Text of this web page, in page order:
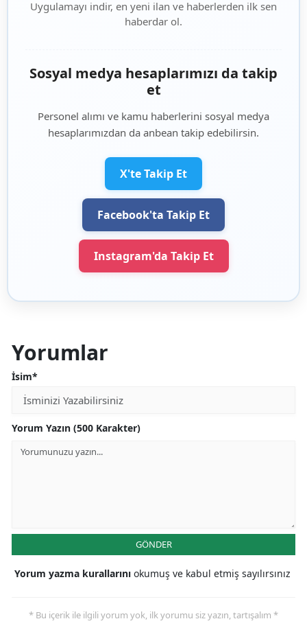
Uygulamayı indir, en yeni ilan ve haberlerden ilk sen
haberdar ol.
Sosyal medya hesaplarımızı da takip
et
Personel alımı ve kamu haberlerini sosyal medya
hesaplarımızdan da anbean takip edebilirsin.
X'te Takip Et
Facebook'ta Takip Et
Instagram'da Takip Et
Yorumlar
İsim*
Yorum Yazın (500 Karakter)
GÖNDER
Yorum yazma kurallarını okumuş ve kabul etmiş sayılırsınız
* Bu içerik ile ilgili yorum yok, ilk yorumu siz yazın, tartışalım *